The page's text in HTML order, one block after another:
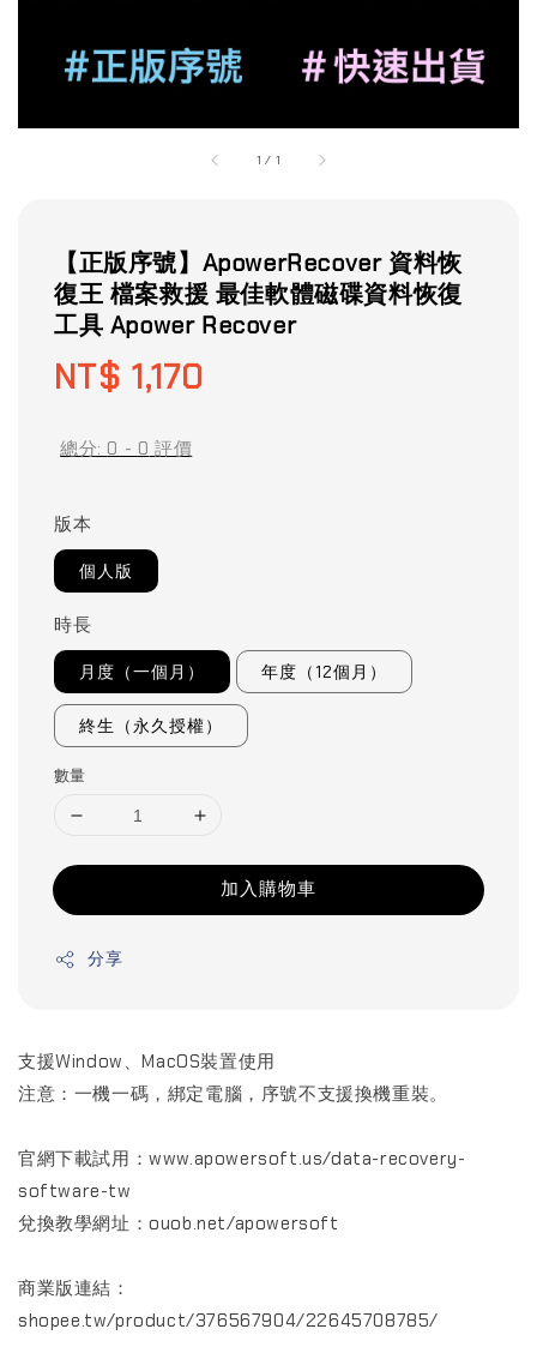
1 / 1
【正版序號】ApowerRecover 資料恢
復王 檔案救援 最佳軟體磁碟資料恢復
工具 Apower Recover
Regular
NT$ 1,170
總分: 0 - 0 評價
版本
個人版
時長
月度（一個月） 年度（12個月）
終生（永久授權）
數量
加入購物車
分享
支援Window、MacOS裝置使用
注意：一機一碼，綁定電腦，序號不支援換機重裝。
官網下載試用：www.apowersoft.us/data-recovery-
software-tw
兌換教學網址：ouob.net/apowersoft
商業版連結：
shopee.tw/product/376567904/22645708785/